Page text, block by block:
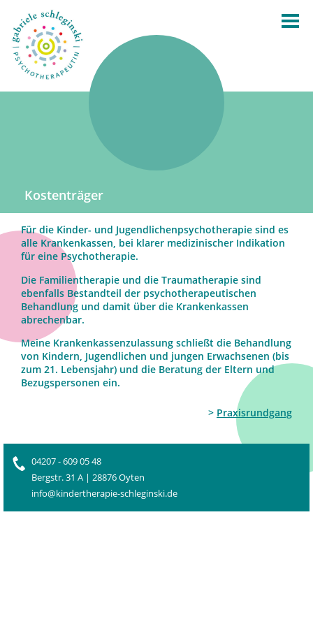
Kostenträger
Für die Kinder- und Jugendlichenpsychotherapie sind es
alle Krankenkassen, bei klarer medizinischer Indikation
für eine Psychotherapie.
Die Familientherapie und die Traumatherapie sind
ebenfalls Bestandteil der psychotherapeutischen
Behandlung und damit über die Krankenkassen
abrechenbar.
Meine Krankenkassenzulassung schließt die Behandlung
von Kindern, Jugendlichen und jungen Erwachsenen (bis
zum 21. Lebensjahr) und die Beratung der Eltern und
Bezugspersonen ein.
> Praxisrundgang
04207 - 609 05 48
Bergstr. 31 A | 28876 Oyten
info@kindertherapie-schleginski.de